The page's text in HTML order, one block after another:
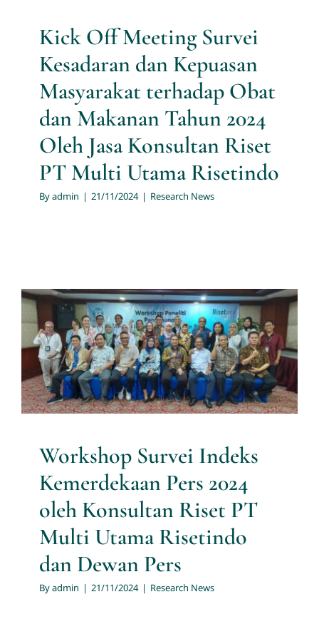
Kick Off Meeting Survei
Kesadaran dan Kepuasan
Masyarakat terhadap Obat
dan Makanan Tahun 2024
Oleh Jasa Konsultan Riset
PT Multi Utama Risetindo
Byadmin | 21/11/2024 | Research News
Workshop Survei Indeks
Kemerdekaan Pers 2024 oleh
Konsultan Riset PT Multi
Utama Risetindo dan Dewan
Pers
Research News
Workshop Survei Indeks
Kemerdekaan Pers 2024
oleh Konsultan Riset PT
Multi Utama Risetindo
dan Dewan Pers
Byadmin | 21/11/2024 | Research News